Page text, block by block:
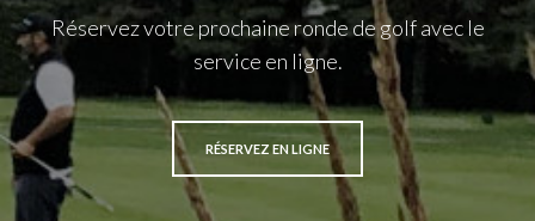
Réservez votre prochaine ronde de golf avec le
service en ligne.
RÉSERVEZ EN LIGNE